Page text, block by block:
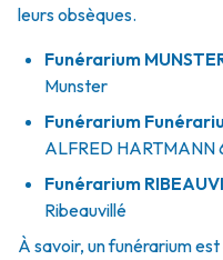
leurs obsèques.
Funérarium
Munster
Funérarium
ALFRED HARTMANN
Funérarium
Ribeauvillé
À savoir, un funérarium